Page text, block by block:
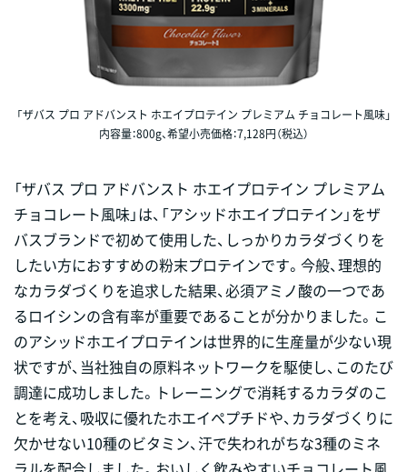
「ザバス プロ アドバンスト ホエイプロテイン プレミアム チョコレート風味」
内容量：800g、希望小売価格：7,128円（税込）
「ザバス プロ アドバンスト ホエイプロテイン プレミアム
チョコレート風味」は、「アシッドホエイプロテイン」をザ
バスブランドで初めて使用した、しっかりカラダづくりを
したい方におすすめの粉末プロテインです。今般、理想的
なカラダづくりを追求した結果、必須アミノ酸の一つであ
るロイシンの含有率が重要であることが分かりました。こ
のアシッドホエイプロテインは世界的に生産量が少ない現
状ですが、当社独自の原料ネットワークを駆使し、このたび
調達に成功しました。トレーニングで消耗するカラダのこ
とを考え、吸収に優れたホエイペプチドや、カラダづくりに
欠かせない10種のビタミン、汗で失われがちな3種のミネ